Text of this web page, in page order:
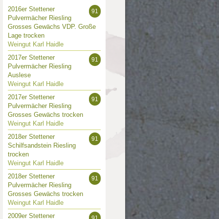
91
2016er Stettener
Pulvermächer Riesling
Grosses Gewächs VDP. Große
Lage trocken
Weingut Karl Haidle
91
2017er Stettener
Pulvermächer Riesling
Auslese
Weingut Karl Haidle
91
2017er Stettener
Pulvermächer Riesling
Grosses Gewächs trocken
Weingut Karl Haidle
91
2018er Stettener
Schilfsandstein Riesling
trocken
Weingut Karl Haidle
91
2018er Stettener
Pulvermächer Riesling
Grosses Gewächs trocken
Weingut Karl Haidle
2009er Stettener